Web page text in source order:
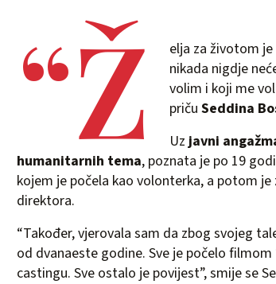
“Ž
elja za životom
nikada nigdje
volim i koji me
priču Seddina
Uz javni
humanitarnih tema, poznata je po 19
kojem je počela kao volonterka, a potom
direktora.
“Također, vjerovala sam da zbog svojeg
od dvanaeste godine. Sve je počelo filmom
castingu. Sve ostalo je povijest”, smije se